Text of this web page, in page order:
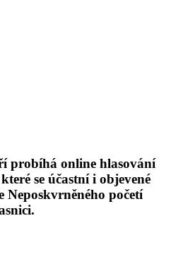
probíhá online hlasování
se účastní i objevené
Neposkvrněného početí